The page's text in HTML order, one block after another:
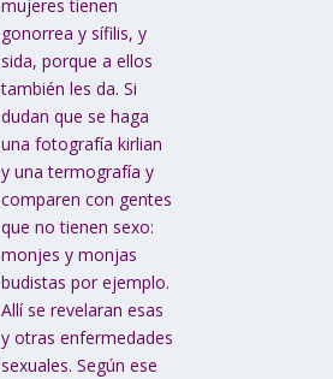
mujeres tienen
gonorrea y sífilis, y
sida, porque a ellos
también les da. Si
dudan que se haga
una fotografía kirlian
y una termografía y
comparen con gentes
que no tienen sexo:
monjes y monjas
budistas por ejemplo.
Allí se revelaran esas
y otras enfermedades
sexuales. Según ese